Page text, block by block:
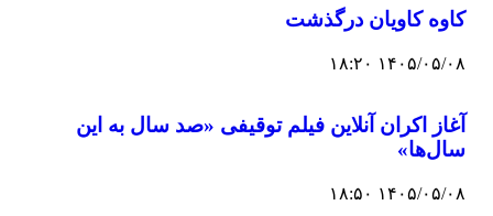
کاوه کاویان درگذشت
۱۴۰۵/۰۵/۰۸ ۱۸:۲۰
آغاز اکران آنلاین فیلم توقیفی «صد سال به این
سال‌ها»
۱۴۰۵/۰۵/۰۸ ۱۸:۵۰